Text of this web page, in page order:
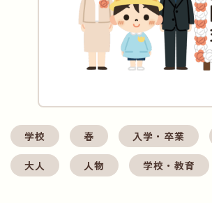
学校 春 入学・卒業
大人 人物 学校・教育